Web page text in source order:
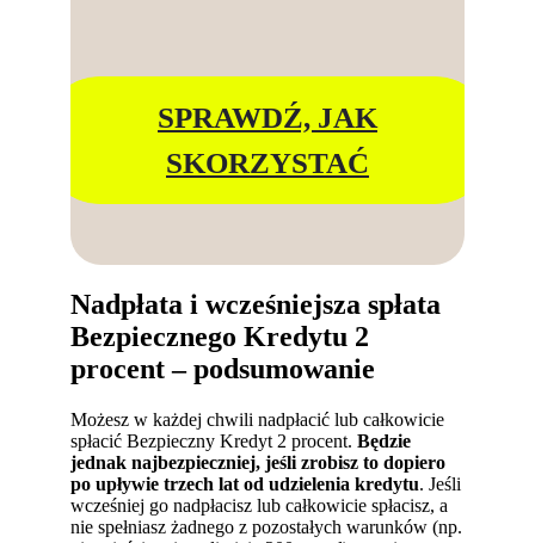
SPRAWDŹ, JAK
SKORZYSTAĆ
Nadpłata i wcześniejsza spłata
Bezpiecznego Kredytu 2
procent – podsumowanie
Możesz w każdej chwili nadpłacić lub całkowicie
spłacić Bezpieczny Kredyt 2 procent.Będzie
jednak najbezpieczniej, jeśli zrobisz to dopiero
po upływie trzech lat od udzielenia kredytu. Jeśli
wcześniej go nadpłacisz lub całkowicie spłacisz, a
nie spełniasz żadnego z pozostałych warunków (np.